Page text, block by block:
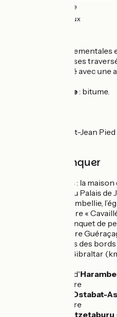
(95%) Lisse
(5%) Rugueux
Sur routes
lors des nombreuses
au terrain vallonné avec une
Revêtement lisse: bitume.
Gare de Saint-Jean
À ne pas manquer
Saint-Palais: la
Bidouze et du Palais
rénovée et embellie,
son orgue rare «
plus beau trinquet de
fronton Pierre
beaux jardins des
La Stèle de Gibraltar
La Chapelle d'
hors itinéraire
Ostabat-
hors itinéraire
Galtzetaburu